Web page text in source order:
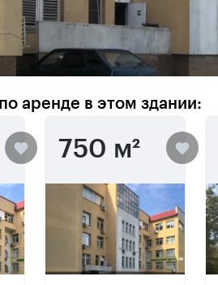
аренде в этом здании:
750 м²